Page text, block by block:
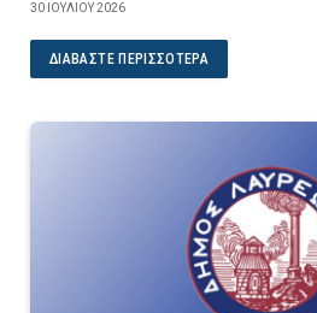
30 ΙΟΥΛΊΟΥ 2026
ΔΙΑΒΆΣΤΕ ΠΕΡΙΣΣΌΤΕΡΑ